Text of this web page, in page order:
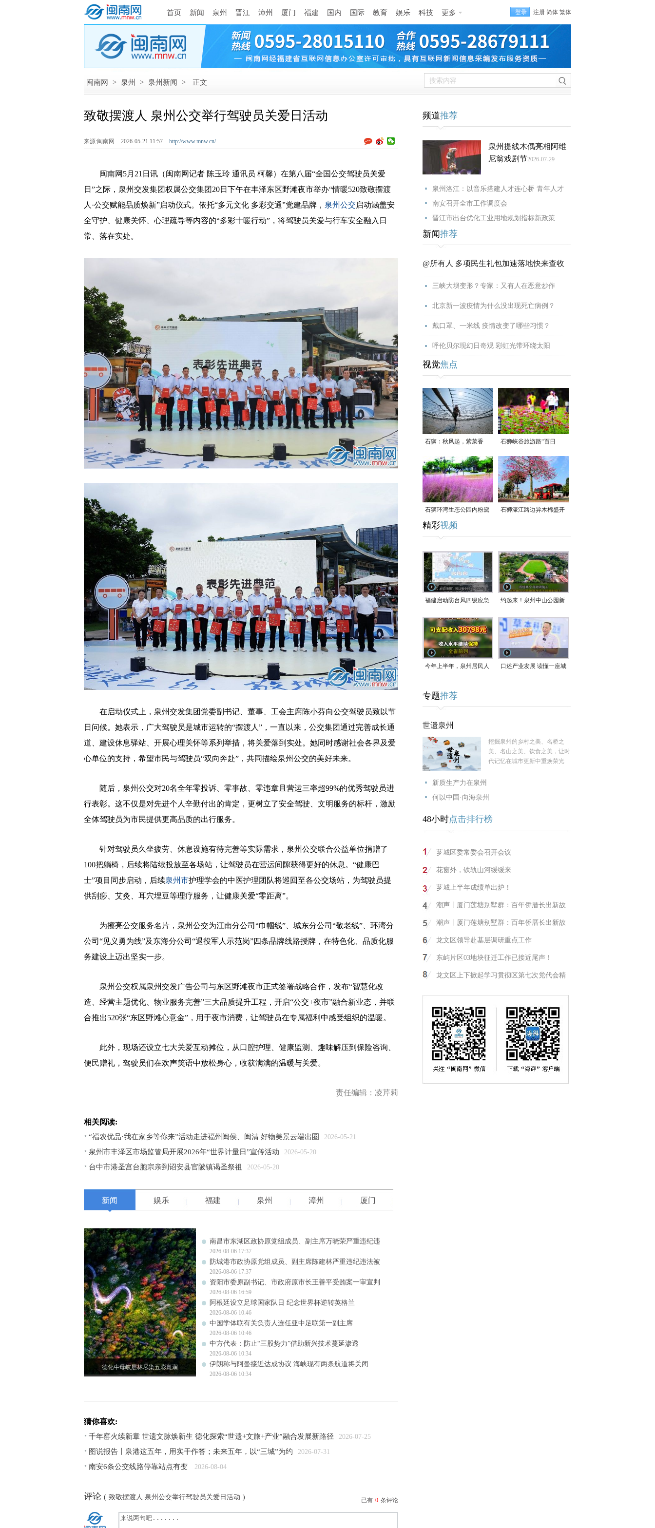
首页 新闻 泉州 晋江 漳州 厦门 福建 国内 国际 教育 娱乐 科技 更多 登录 注册 简体 繁体
闽南网 > 泉州 > 泉州新闻 > 正文
致敬摆渡人 泉州公交举行驾驶员关爱日活动
来源:闽南网 2026-05-21 11:57 http://www.mnw.cn/
闽南网5月21日讯（闽南网记者 陈玉玲 通讯员 柯馨）在第八届“全国公交驾驶员关爱
日”之际，泉州交发集团权属公交集团20日下午在丰泽东区野滩夜市举办“情暖520致敬摆渡
人·公交赋能品质焕新”启动仪式。依托“多元文化 多彩交通”党建品牌， 泉州公交 启动涵盖安
全守护、健康关怀、心理疏导等内容的“多彩十暖行动”，将驾驶员关爱与行车安全融入日
常、落在实处。
在启动仪式上，泉州交发集团党委副书记、董事、工会主席陈小芬向公交驾驶员致以节
日问候。她表示，广大驾驶员是城市运转的“摆渡人”，一直以来，公交集团通过完善成长通
道、建设休息驿站、开展心理关怀等系列举措，将关爱落到实处。她同时感谢社会各界及爱
心单位的支持，希望市民与驾驶员“双向奔赴”，共同描绘泉州公交的美好未来。
随后，泉州公交对20名全年零投诉、零事故、零违章且营运三率超99%的优秀驾驶员进
行表彰。这不仅是对先进个人辛勤付出的肯定，更树立了安全驾驶、文明服务的标杆，激励
全体驾驶员为市民提供更高品质的出行服务。
针对驾驶员久坐疲劳、休息设施有待完善等实际需求，泉州公交联合公益单位捐赠了
100把躺椅，后续将陆续投放至各场站，让驾驶员在营运间隙获得更好的休息。“健康巴
士”项目同步启动，后续泉州市护理学会的中医护理团队将巡回至各公交场站，为驾驶员提
供刮痧、艾灸、耳穴埋豆等理疗服务，让健康关爱“零距离”。
为擦亮公交服务名片，泉州公交为江南分公司“巾帼线”、城东分公司“敬老线”、环湾分
公司“见义勇为线”及东海分公司“退役军人示范岗”四条品牌线路授牌，在特色化、品质化服
务建设上迈出坚实一步。
泉州公交权属泉州交发广告公司与东区野滩夜市正式签署战略合作，发布“智慧化改
造、经营主题优化、物业服务完善”三大品质提升工程，开启“公交+夜市”融合新业态，并联
合推出520张“东区野滩心意金”，用于夜市消费，让驾驶员在专属福利中感受组织的温暖。
此外，现场还设立七大关爱互动摊位，从口腔护理、健康监测、趣味解压到保险咨询、
便民赠礼，驾驶员们在欢声笑语中放松身心，收获满满的温暖与关爱。
责任编辑：凌芹莉
相关阅读:
“福农优品·我在家乡等你来”活动走进福州闽侯、闽清 好物美景云端出圈 2026-05-21
泉州市丰泽区市场监管局开展2026年“世界计量日”宣传活动 2026-05-20
台中市港圣宫台胞宗亲到诏安县官陂镇谒圣祭祖 2026-05-20
新闻 娱乐 福建 泉州 漳州 厦门
德化牛母岐层林尽染五彩斑斓
南昌市东湖区政协原党组成员、副主席万晓荣严重违纪违
2026-08-06 17:37
防城港市政协原党组成员、副主席陈建林严重违纪违法被
2026-08-06 17:37
资阳市委原副书记、市政府原市长王善平受贿案一审宣判
2026-08-06 16:59
阿根廷设立足球国家队日 纪念世界杯逆转英格兰
2026-08-06 10:46
中国学体联有关负责人连任亚中足联第一副主席
2026-08-06 10:46
中方代表：防止“三股势力”借助新兴技术蔓延渗透
2026-08-06 10:34
伊朗称与阿曼接近达成协议 海峡现有两条航道将关闭
2026-08-06 10:34
猜你喜欢:
千年窑火续新章 世遗文脉焕新生 德化探索“世遗+文旅+产业”融合发展新路径 2026-07-25
图说报告丨泉港这五年，用实干作答；未来五年，以“三城”为约 2026-07-31
南安6条公交线路停靠站点有变 2026-08-04
评论 ( 致敬摆渡人 泉州公交举行驾驶员关爱日活动 ) 已有 0 条评论
频道推荐
泉州提线木偶亮相阿维
尼翁戏剧节2026-07-29
泉州洛江：以音乐搭建人才连心桥 青年人才
南安召开全市工作调度会
晋江市出台优化工业用地规划指标新政策
新闻推荐
@所有人 多项民生礼包加速落地快来查收
三峡大坝变形？专家：又有人在恶意炒作
北京新一波疫情为什么没出现死亡病例？
戴口罩、一米线 疫情改变了哪些习惯？
呼伦贝尔现幻日奇观 彩虹光带环绕太阳
视觉焦点
石狮：秋风起，紫菜香 石狮峡谷旅游路“百日
草”争相斗艳
石狮环湾生态公园内粉黛
乱子草盛放
石狮濠江路边异木棉盛开
精彩视频
福建启动防台风四级应急
9日在长江口至福建北部
一带沿海登陆
约起来！泉州中山公园新
今年上半年，泉州居民人 口述产业发展 读懂一座城
专题推荐
世遗泉州
挖掘泉州的乡村之美、名桥之
美、名山之美、饮食之美，让时
代记忆在城市更新中重焕荣光
新质生产力在泉州
何以中国·向海泉州
48小时点击排行榜
芗城区委常委会召开会议
花窗外，铁轨山河缓缓来
芗城上半年成绩单出炉！
潮声丨厦门莲塘别墅群：百年侨厝长出新故
潮声丨厦门莲塘别墅群：百年侨厝长出新故
龙文区领导赴基层调研重点工作
东屿片区03地块征迁工作已接近尾声！
龙文区上下掀起学习贯彻区第七次党代会精